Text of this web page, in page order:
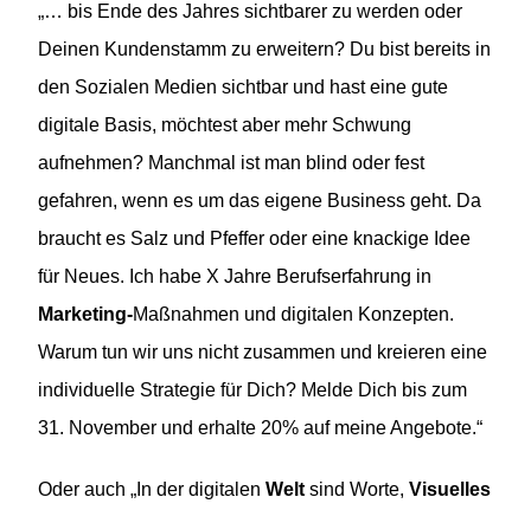
„… bis Ende des Jahres sichtbarer zu werden oder
Deinen Kundenstamm zu erweitern? Du bist bereits in
den Sozialen Medien sichtbar und hast eine gute
digitale Basis, möchtest aber mehr Schwung
aufnehmen? Manchmal ist man blind oder fest
gefahren, wenn es um das eigene Business geht. Da
braucht es Salz und Pfeffer oder eine knackige Idee
für Neues. Ich habe X Jahre Berufserfahrung in
Marketing-Maßnahmen und digitalen Konzepten.
Warum tun wir uns nicht zusammen und kreieren eine
individuelle Strategie für Dich? Melde Dich bis zum
31. November und erhalte 20% auf meine Angebote.“
Oder auch „In der digitalenWelt sind Worte,Visuelles